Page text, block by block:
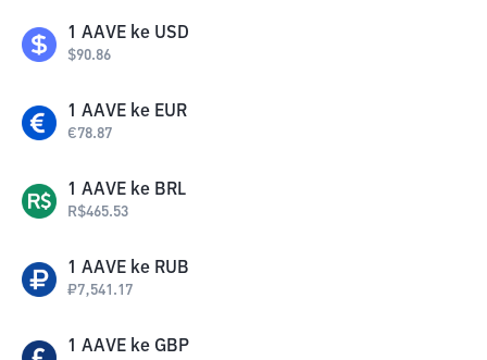
1 AAVE ke USD
$90.86
1 AAVE ke EUR
€78.87
1 AAVE ke BRL
R$465.53
1 AAVE ke RUB
₽7,541.17
1 AAVE ke GBP